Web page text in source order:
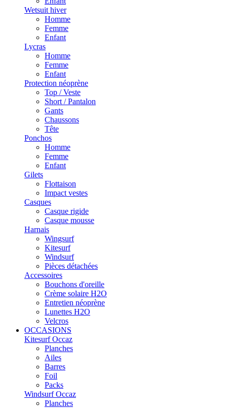
Wetsuit hiver
Homme
Femme
Enfant
Lycras
Homme
Femme
Enfant
Protection néoprène
Top / Veste
Short / Pantalon
Gants
Chaussons
Tête
Ponchos
Homme
Femme
Enfant
Gilets
Flottaison
Impact vestes
Casques
Casque rigide
Casque mousse
Harnais
Wingsurf
Kitesurf
Windsurf
Pièces détachées
Accessoires
Bouchons d'oreille
Crème solaire H2O
Entretien néoprène
Lunettes H2O
Velcros
OCCASIONS
Kitesurf Occaz
Planches
Ailes
Barres
Foil
Packs
Windsurf Occaz
Planches